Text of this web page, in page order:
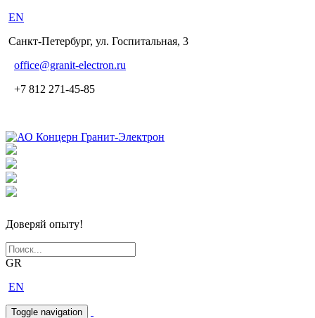
EN
Санкт-Петербург, ул. Госпитальная, 3
office@granit-electron.ru
+7 812 271-45-85
Доверяй опыту!
GR
EN
Toggle navigation